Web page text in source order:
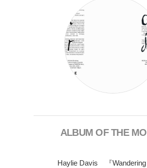
ALBUM OF THE
Haylie Davis 『Wandering